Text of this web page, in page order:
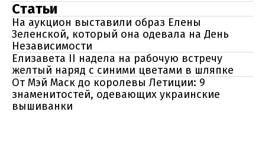
Статьи
На аукцион выставили образ Елены
Зеленской, который она одевала на День
Независимости
Елизавета II надела на рабочую встречу
желтый наряд с синими цветами в шляпке
От Мэй Маск до королевы Летиции: 9
знаменитостей, одевающих украинские
вышиванки